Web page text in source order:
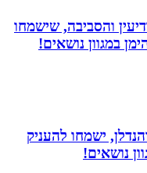
והסביבה, שישמחו
נושאים!
ישמחו להעניק